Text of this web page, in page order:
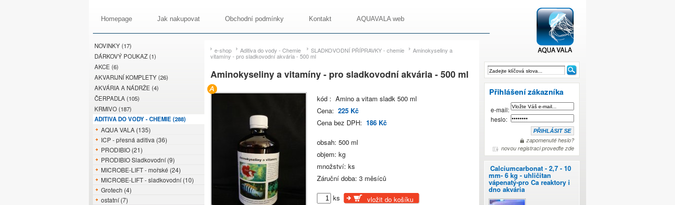
Aminokyseliny a
Homepage Jak nakupovat Obchodní podmínky Kontakt AQUAVALA web
NOVINKY (17)
DÁRKOVÝ POUKAZ (1)
AKCE (6)
AKVARIJNÍ KOMPLETY (26)
AKVÁRIA A NÁDRŽE (4)
ČERPADLA (105)
KRMIVO (187)
ADITIVA DO VODY - CHEMIE (288)
AQUA VALA (135)
ICP - přesná aditiva (36)
PRODIBIO (21)
PRODIBIO Sladkovodní (9)
MICROBE-LIFT - mořské (24)
MICROBE-LIFT - sladkovodní (10)
Grotech (4)
ostatní (7)
e-shop Aditiva do vody - Chemie SLADKOVODNÍ PŘÍPRAVKY - chemie Aminokyseliny a
vitamíny - pro sladkovodní akvária - 500 ml
Aminokyseliny a vitamíny - pro sladkovodní akvária - 500 ml
kód : Amino a vitam sladk 500 ml
Cena: 225 Kč
Cena bez DPH: 186 Kč
obsah: 500 ml
objem: kg
množství: ks
Záruční doba: 3 měsíců
ks vložit do košíku
e-mail:
heslo:
zapomenuté heslo?
novou registraci proveďte zde
Calciumcarbonat - 2,7 - 10
mm- 6 kg - uhličitan
vápenatý-pro Ca reaktory i
dno akvária